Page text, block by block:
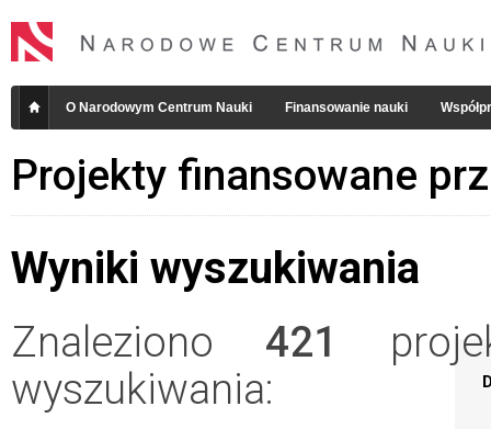
O Narodowym Centrum Nauki Finansowanie nauki
Projekty finansowane
Wyniki wyszukiwania
Znaleziono 421
wyszukiwania: